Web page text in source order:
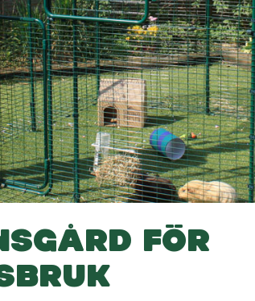
FÖR